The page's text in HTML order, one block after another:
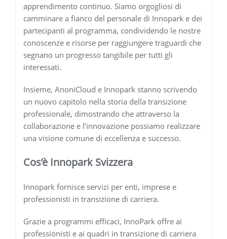
apprendimento continuo. Siamo orgogliosi di
camminare a fianco del personale di Innopark e dei
partecipanti al programma, condividendo le nostre
conoscenze e risorse per raggiungere traguardi che
segnano un progresso tangibile per tutti gli
interessati.
Insieme, AnoniCloud e Innopark stanno scrivendo
un nuovo capitolo nella storia della transizione
professionale, dimostrando che attraverso la
collaborazione e l’innovazione possiamo realizzare
una visione comune di eccellenza e successo.
Cos’è Innopark Svizzera
Innopark fornisce servizi per enti, imprese e
professionisti in transizione di carriera.
Grazie a programmi efficaci, InnoPark offre ai
professionisti e ai quadri in transizione di carriera